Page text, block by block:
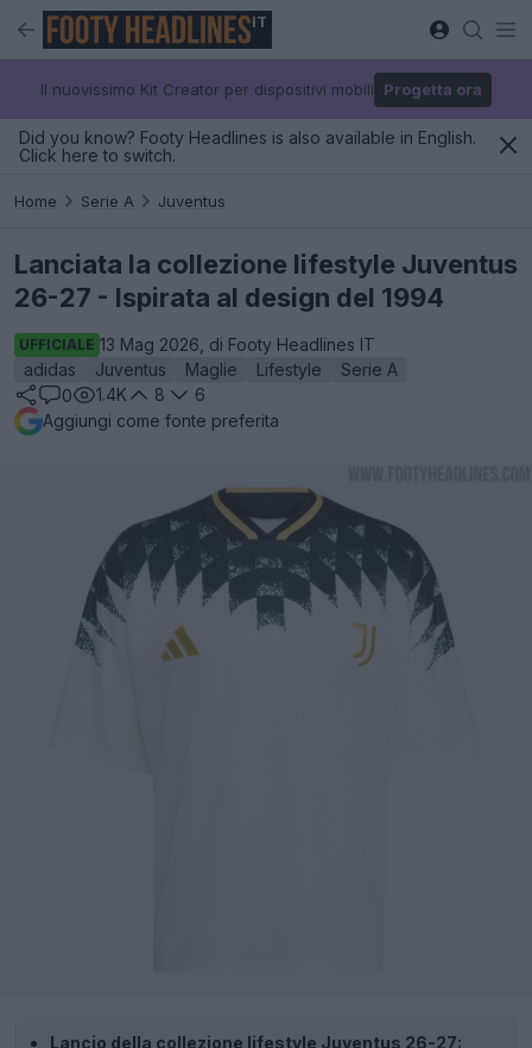
IT
Il nuovissimo Kit Creator per dispositivi mobili Progetta ora
Did you know? Footy Headlines is also available in English.
Click here to switch.
Home Serie A Juventus
Lanciata la collezione lifestyle Juventus
26-27 - Ispirata al design del 1994
UFFICIALE 13 Mag 2026, di Footy Headlines IT
adidas
Juventus Maglie Lifestyle
Serie A
0
1.4K 8
6
Aggiungi come fonte preferita
Lancio della collezione lifestyle Juventus 26-27: